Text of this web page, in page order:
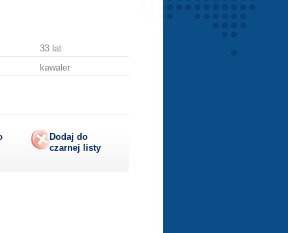
33 lat
kawaler
Dodaj do
czarnej listy